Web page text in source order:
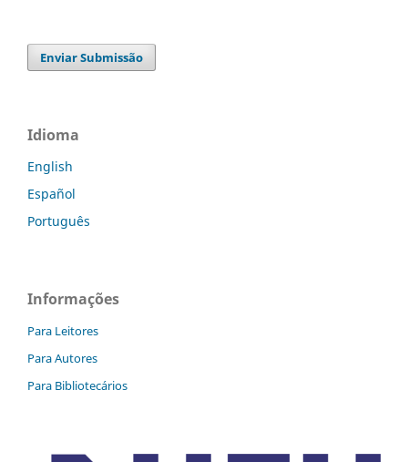
Enviar Submissão
Idioma
English
Español
Português
Informações
Para Leitores
Para Autores
Para Bibliotecários